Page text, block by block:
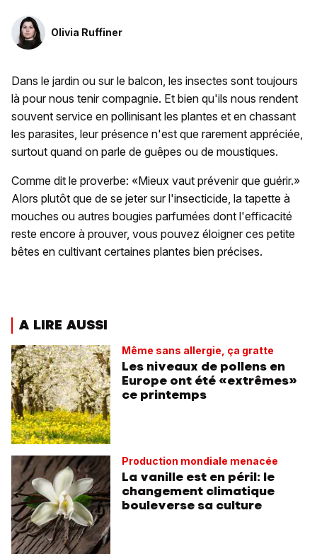
Olivia Ruffiner
Dans le jardin ou sur le balcon, les insectes sont toujours
là pour nous tenir compagnie. Et bien qu'ils nous rendent
souvent service en pollinisant les plantes et en chassant
les parasites, leur présence n'est que rarement appréciée,
surtout quand on parle de guêpes ou de moustiques.
Comme dit le proverbe: «Mieux vaut prévenir que guérir.»
Alors plutôt que de se jeter sur l'insecticide, la tapette à
mouches ou autres bougies parfumées dont l'efficacité
reste encore à prouver, vous pouvez éloigner ces petite
bêtes en cultivant certaines plantes bien précises.
A LIRE AUSSI
Même sans allergie, ça gratte
Les niveaux de pollens en
Europe ont été «extrêmes»
ce printemps
Production mondiale menacée
La vanille est en péril: le
changement climatique
bouleverse sa culture